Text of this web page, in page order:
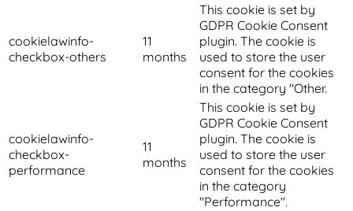
cookielawinfo-
checkbox-others
11
months
This cookie is set by
GDPR Cookie Consent
plugin. The cookie is
used to store the user
consent for the cookies
in the category "Other.
cookielawinfo-
checkbox-
performance
11
months
This cookie is set by
GDPR Cookie Consent
plugin. The cookie is
used to store the user
consent for the cookies
in the category
"Performance".